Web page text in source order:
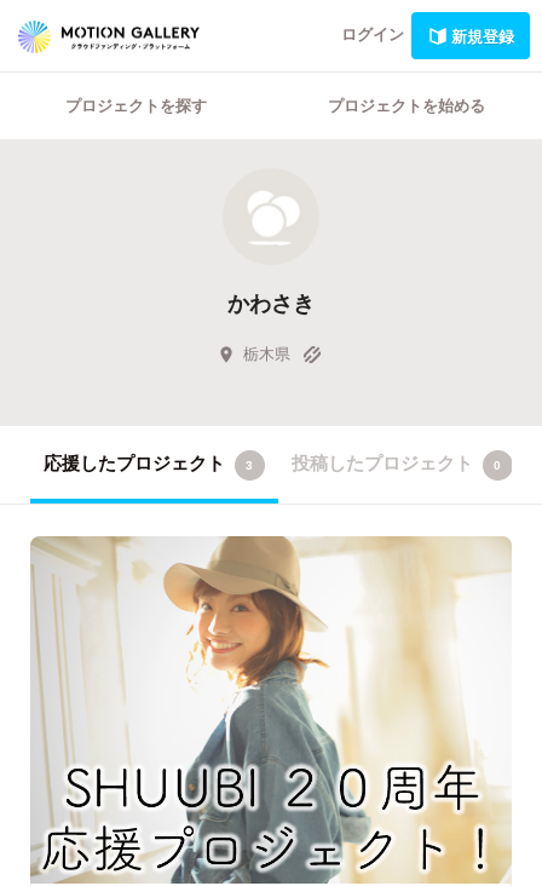
ログイン 新規登録
プロジェクトを探す プロジェクトを始める
かわさき
栃木県
応援したプロジェクト 3 投稿したプロジェクト 0